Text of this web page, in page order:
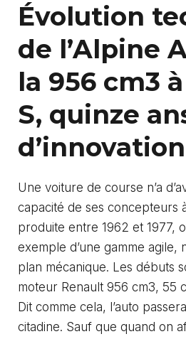
Évolution
de l’Alpine
la 956 cm3
S, quinze
d’innovation
Une voiture de course n’a
capacité de ses concepteurs à
produite entre 1962 et 1977,
exemple d’une gamme agile,
plan mécanique. Les débuts
moteur Renault 956 cm3, 55
Dit comme cela, l’auto
citadine. Sauf que quand on